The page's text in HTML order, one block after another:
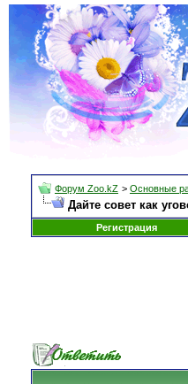
Форум Zoo.kZ > Основные
Дайте совет как
Регистрация